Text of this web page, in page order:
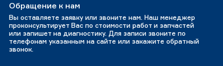
Обращение к нам
Вы оставляете заявку или звоните нам. Наш менеджер
проконсультирует Вас по стоимости работ и запчастей
или запишет на диагностику. Для записи звоните по
телефонам указанным на сайте или закажите обратный
звонок.